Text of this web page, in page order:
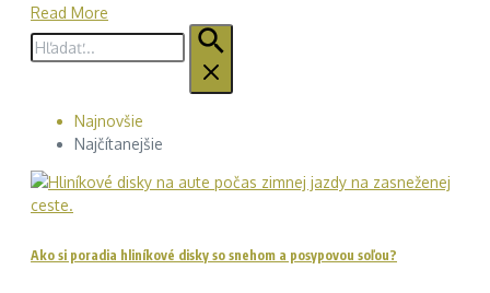
Read More
Hľadať:
Najnovšie
Najčítanejšie
Ako si poradia hliníkové disky so snehom a posypovou soľou?